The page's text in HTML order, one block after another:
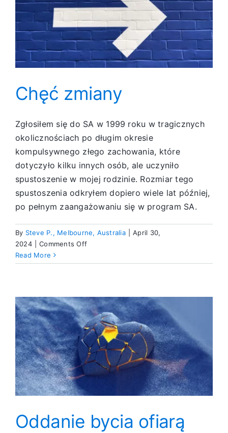
Chęć zmiany
Zgłosiłem się do SA w 1999 roku w tragicznych
okolicznościach po długim okresie
kompulsywnego złego zachowania, które
dotyczyło kilku innych osób, ale uczyniło
spustoszenie w mojej rodzinie. Rozmiar tego
spustoszenia odkryłem dopiero wiele lat później,
po pełnym zaangażowaniu się w program SA.
By Steve P., Melbourne, Australia
April 30,
2024
Comments Offon
zmiany
Read More
Oddanie bycia ofiarą